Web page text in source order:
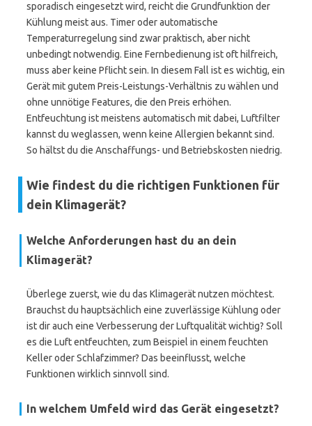
sporadisch eingesetzt wird, reicht die Grundfunktion der
Kühlung meist aus. Timer oder automatische
Temperaturregelung sind zwar praktisch, aber nicht
unbedingt notwendig. Eine Fernbedienung ist oft hilfreich,
muss aber keine Pflicht sein. In diesem Fall ist es wichtig, ein
Gerät mit gutem Preis-Leistungs-Verhältnis zu wählen und
ohne unnötige Features, die den Preis erhöhen.
Entfeuchtung ist meistens automatisch mit dabei, Luftfilter
kannst du weglassen, wenn keine Allergien bekannt sind.
So hältst du die Anschaffungs- und Betriebskosten niedrig.
Wie findest du die richtigen Funktionen für
dein Klimagerät?
Welche Anforderungen hast du an dein
Klimagerät?
Überlege zuerst, wie du das Klimagerät nutzen möchtest.
Brauchst du hauptsächlich eine zuverlässige Kühlung oder
ist dir auch eine Verbesserung der Luftqualität wichtig? Soll
es die Luft entfeuchten, zum Beispiel in einem feuchten
Keller oder Schlafzimmer? Das beeinflusst, welche
Funktionen wirklich sinnvoll sind.
In welchem Umfeld wird das Gerät eingesetzt?